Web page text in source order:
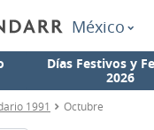
México
Días Festivos y
2026
1991 Octubre